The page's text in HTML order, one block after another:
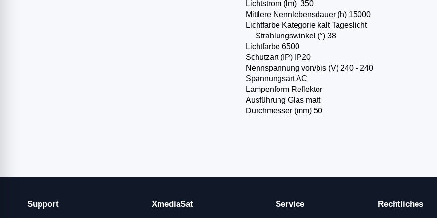
Lichtstrom (lm) 350
Mittlere Nennlebensdauer (h) 15000
Lichtfarbe Kategorie kalt Tageslicht
Strahlungswinkel (°) 38
Lichtfarbe 6500
Schutzart (IP) IP20
Nennspannung von/bis (V) 240 - 240
Spannungsart AC
Lampenform Reflektor
Ausführung Glas matt
Durchmesser (mm) 50
Support XmediaSat Service Rechtliches